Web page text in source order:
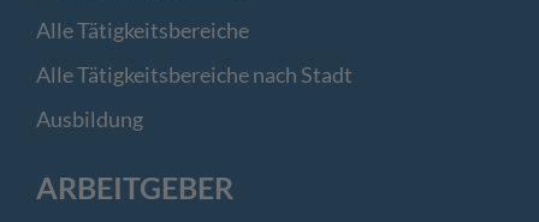
Alle Tätigkeitsbereiche
Alle Tätigkeitsbereiche nach Stadt
Ausbildung
ARBEITGEBER